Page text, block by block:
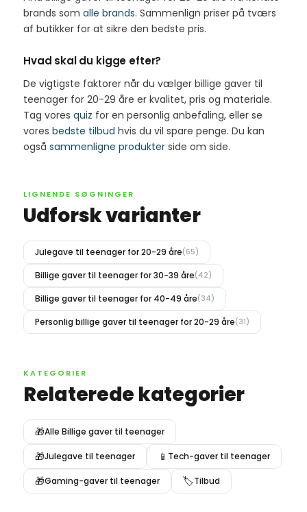
brands som alle brands. Sammenlign priser på tværs
af butikker for at sikre den bedste pris.
Hvad skal du kigge efter?
De vigtigste faktorer når du vælger billige gaver til
teenager for 20-29 åre er kvalitet, pris og materiale.
Tag vores quiz for en personlig anbefaling, eller se
vores bedste tilbud hvis du vil spare penge. Du kan
også sammenligne produkter side om side.
LIGNENDE SØGNINGER
Udforsk varianter
Julegave til teenager for 20-29 åre(65)
Billige gaver til teenager for 30-39 åre(42)
Billige gaver til teenager for 40-49 åre(34)
Personlig billige gaver til teenager for 20-29 åre(31)
KATEGORIER
Relaterede kategorier
🎁Alle Billige gaver til teenager
🎁Julegave til teenager 📱 Tech-gaver til teenager
🎁Gaming-gaver til teenager 🏷️Tilbud